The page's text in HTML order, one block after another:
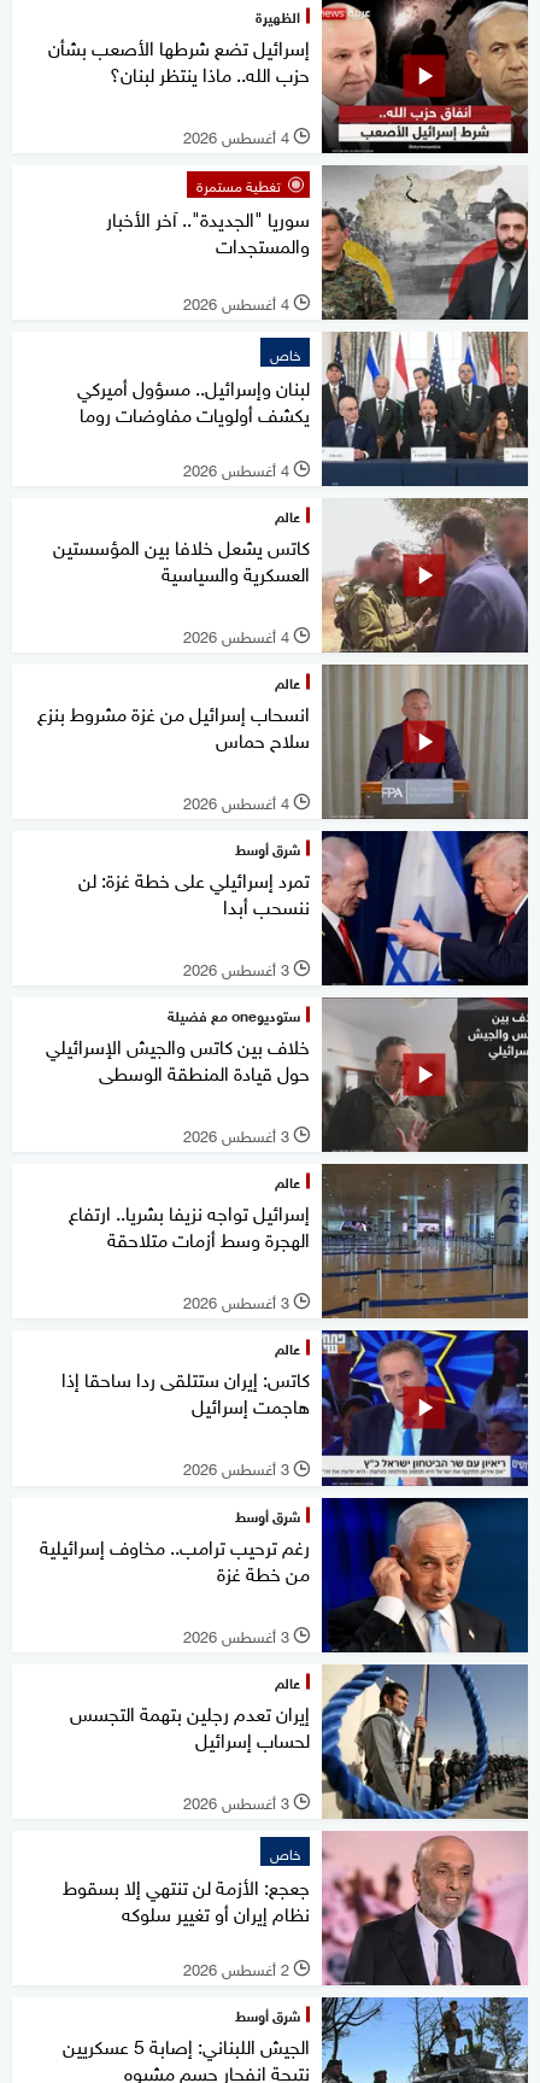
الظهيرة
إسرائيل تضع شرطها الأصعب بشأن
حزب الله.. ماذا ينتظر لبنان؟
l 4 أغسطس 2026
تغطية مستمرة
سوريا "الجديدة".. آخر الأخبار
والمستجدات
l 4 أغسطس 2026
خاص
لبنان وإسرائيل.. مسؤول أميركي
يكشف أولويات مفاوضات روما
l 4 أغسطس 2026
عالم
كاتس يشعل خلافا بين المؤسستين
العسكرية والسياسية
l 4 أغسطس 2026
عالم
انسحاب إسرائيل من غزة مشروط بنزع
سلاح حماس
l 4 أغسطس 2026
شرق أوسط
تمرد إسرائيلي على خطة غزة: لن
ننسحب أبدا
l 3 أغسطس 2026
ستوديوone مع فضيلة
خلاف بين كاتس والجيش الإسرائيلي
حول قيادة المنطقة الوسطى
l 3 أغسطس 2026
عالم
إسرائيل تواجه نزيفا بشريا.. ارتفاع
الهجرة وسط أزمات متلاحقة
l 3 أغسطس 2026
عالم
كاتس: إيران ستتلقى ردا ساحقا إذا
هاجمت إسرائيل
l 3 أغسطس 2026
شرق أوسط
رغم ترحيب ترامب.. مخاوف إسرائيلية
من خطة غزة
l 3 أغسطس 2026
عالم
إيران تعدم رجلين بتهمة التجسس
لحساب إسرائيل
l 3 أغسطس 2026
خاص
جعجع: الأزمة لن تنتهي إلا بسقوط
نظام إيران أو تغيير سلوكه
l 2 أغسطس 2026
شرق أوسط
الجيش اللبناني: إصابة 5 عسكريين
نتيجة انفجار جسم مشبوه